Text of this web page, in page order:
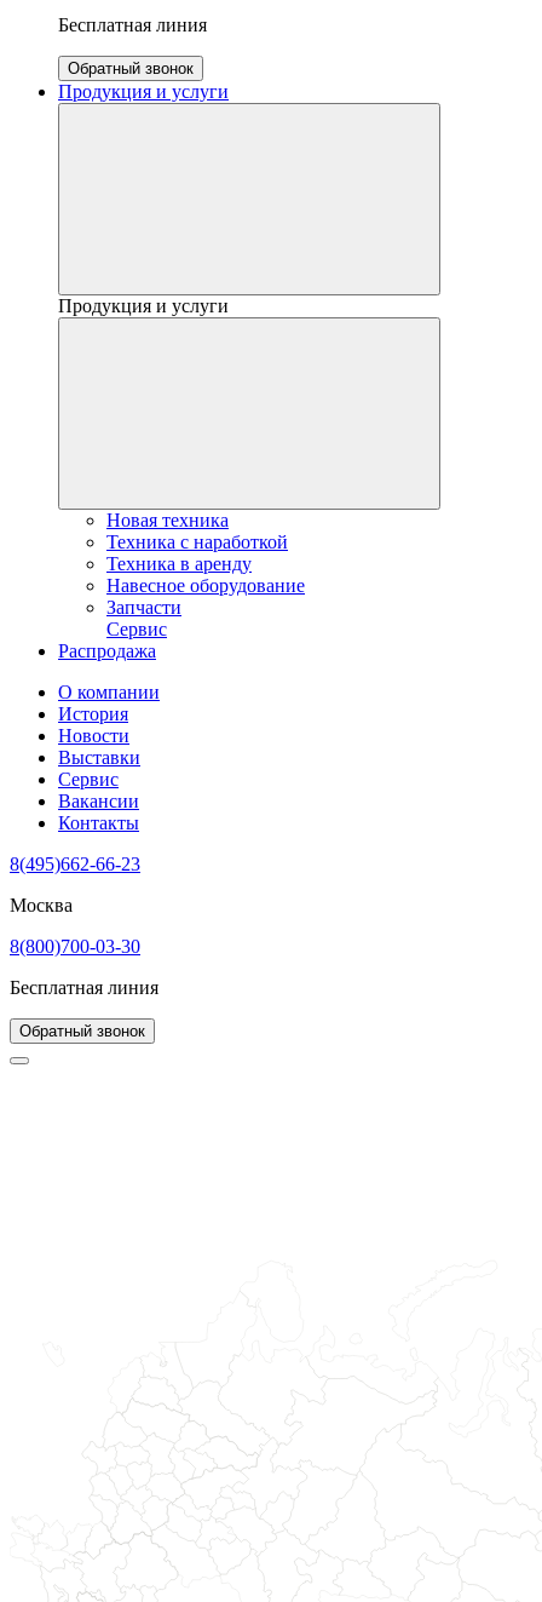
Бесплатная линия
Обратный звонок
Продукция и услуги
Продукция и услуги
Новая техника
Техника с наработкой
Техника в аренду
Навесное оборудование
Запчасти
Сервис
Распродажа
О компании
История
Новости
Выставки
Сервис
Вакансии
Контакты
8(495)662-66-23
Москва
8(800)700-03-30
Бесплатная линия
Обратный звонок